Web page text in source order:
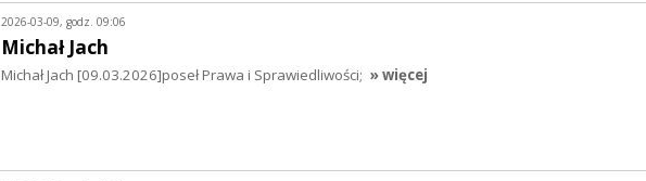
2026-03-09, godz. 09:06
Michał Jach
Michał Jach [09.03.2026]poseł Prawa i Sprawiedliwości; » więcej